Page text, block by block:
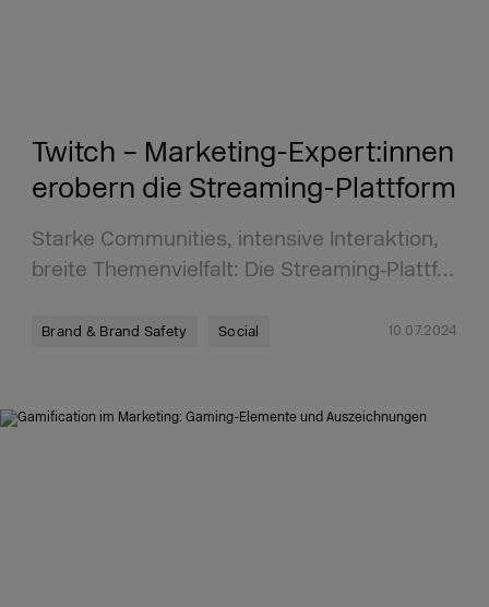
Twitch – Marketing-Expert:innen
erobern die Streaming-Plattform
Starke Communities, intensive Interaktion,
breite Themenvielfalt: Die Streaming‑Plattf…
Brand & Brand Safety Social 10.07.2024